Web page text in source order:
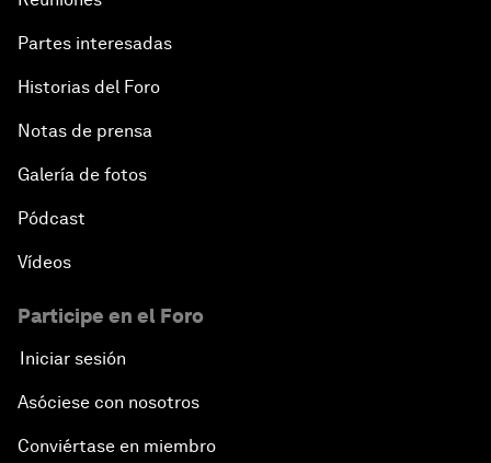
Partes interesadas
Historias del Foro
Notas de prensa
Galería de fotos
Pódcast
Vídeos
Participe en el Foro
Iniciar sesión
Asóciese con nosotros
Conviértase en miembro